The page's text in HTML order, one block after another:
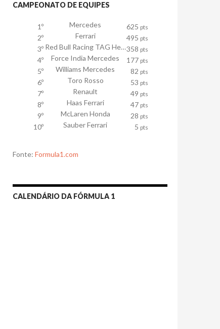
CAMPEONATO DE EQUIPES
1º Mercedes 625 pts
2º Ferrari 495 pts
3º Red Bull Racing TAG Heuer358 pts
4º Force India Mercedes 177 pts
5º Williams Mercedes 82 pts
6º Toro Rosso 53 pts
7º Renault 49 pts
8º Haas Ferrari 47 pts
9º McLaren Honda 28 pts
10º Sauber Ferrari 5 pts
Fonte: Formula1.com
CALENDÁRIO DA FÓRMULA 1